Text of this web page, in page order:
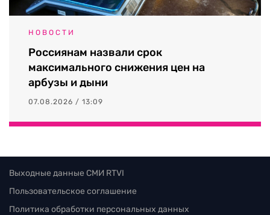
НОВОСТИ
Россиянам назвали срок
максимального снижения цен на
арбузы и дыни
07.08.2026 / 13:09
Выходные данные СМИ RTVI
Пользовательское соглашение
Политика обработки персональных данных